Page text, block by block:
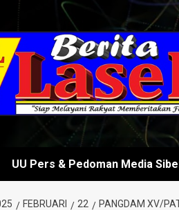
UU Pers & Pedoman Media
FEBRUARI 22 PANGDAM XV/